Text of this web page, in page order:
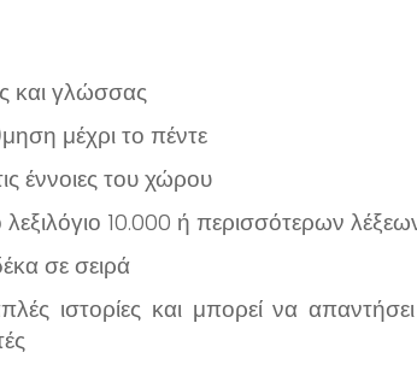
και γλώσσας
μέχρι το πέντε
έννοιες του χώρου
λεξιλόγιο 10.000 ή περισσότερων
σε σειρά
ιστορίες και μπορεί να